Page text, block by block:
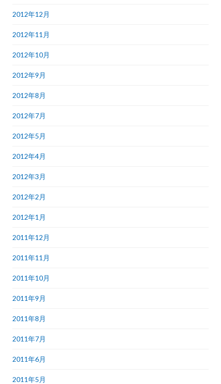
2012年12月
2012年11月
2012年10月
2012年9月
2012年8月
2012年7月
2012年5月
2012年4月
2012年3月
2012年2月
2012年1月
2011年12月
2011年11月
2011年10月
2011年9月
2011年8月
2011年7月
2011年6月
2011年5月